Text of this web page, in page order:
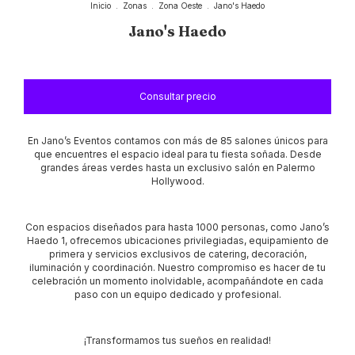
Inicio Zonas Zona Oeste Jano's Haedo
Jano's Haedo
En Jano’s Eventos contamos con más de 85 salones únicos para
que encuentres el espacio ideal para tu fiesta soñada. Desde
grandes áreas verdes hasta un exclusivo salón en Palermo
Hollywood.
Con espacios diseñados para hasta 1000 personas, como Jano’s
Haedo 1, ofrecemos ubicaciones privilegiadas, equipamiento de
primera y servicios exclusivos de catering, decoración,
iluminación y coordinación. Nuestro compromiso es hacer de tu
celebración un momento inolvidable, acompañándote en cada
paso con un equipo dedicado y profesional.
¡Transformamos tus sueños en realidad!